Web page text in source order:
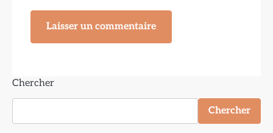
Chercher
Chercher